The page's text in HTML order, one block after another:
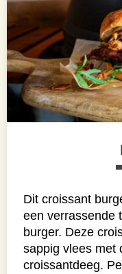
Dit croissant
een verrassende
burger. Deze
sappig vlees met
croissantdeeg.